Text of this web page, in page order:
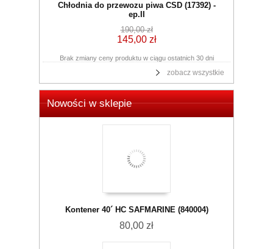
Chłodnia do przewozu piwa CSD (17392) -
ep.II
190,00 zł
145,00 zł
Brak zmiany ceny produktu w ciągu ostatnich 30 dni
zobacz wszystkie
Nowości w sklepie
Kontener 40´ HC SAFMARINE (840004)
80,00 zł